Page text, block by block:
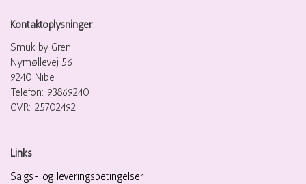
Kontaktoplysninger
Smuk by Gren
Nymøllevej 56
9240 Nibe
Telefon: 93869240
CVR: 25702492
Links
Salgs- og leveringsbetingelser